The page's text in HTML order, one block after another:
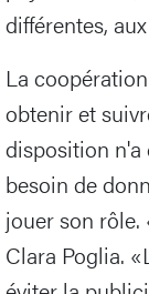
différentes,
La
obtenir et
disposition n'a
besoin de
jouer son rôle.
Clara Poglia.